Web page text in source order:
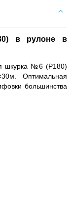
в рулоне в
шкурка №6 (Р180)
Оптимальная
большинства